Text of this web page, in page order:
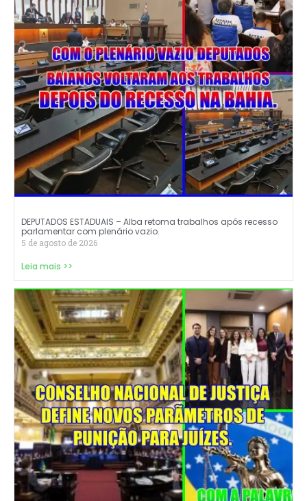
DEPUTADOS ESTADUAIS – Alba retoma trabalhos após recesso
parlamentar com plenário vazio.
5 de agosto de 2026
Leia mais >>